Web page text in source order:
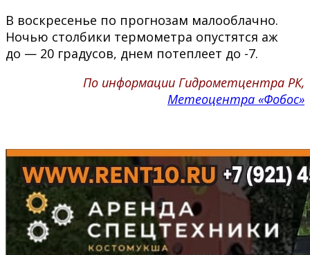
В воскресенье по прогнозам малооблачно.
Ночью столбики термометра опустятся аж
до — 20 градусов, днем потеплеет до -7.
По информации Гидрометцентра РК,
Метеоцентра «Фобос»